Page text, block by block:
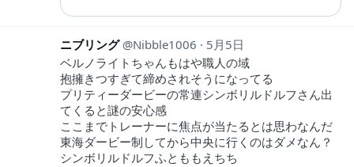
ニブリング Nibble1006
5月5日
ベルノライトちゃんもはや職人の域
抱擁きつすぎて締めされそうになってる
プリティーダービーの常連シンボリルドルフさん出
てくると謎の安心感
ここまでトレーナーに焦点が当たるとは思わなんだ
東海ダービー制してから中央に行くのはダメなん？
シンボリルドルフふとももえちち